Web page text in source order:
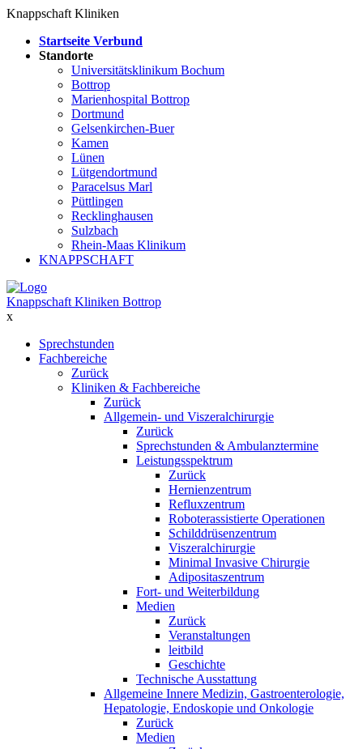
Knappschaft Kliniken
Startseite Verbund
Standorte
Universitätsklinikum Bochum
Bottrop
Marienhospital Bottrop
Dortmund
Gelsenkirchen-Buer
Kamen
Lünen
Lütgendortmund
Paracelsus Marl
Püttlingen
Recklinghausen
Sulzbach
Rhein-Maas Klinikum
KNAPPSCHAFT
Knappschaft Kliniken Bottrop
x
Sprechstunden
Fachbereiche
Zurück
Kliniken & Fachbereiche
Zurück
Allgemein- und Viszeralchirurgie
Zurück
Sprechstunden & Ambulanztermine
Leistungsspektrum
Zurück
Hernienzentrum
Refluxzentrum
Roboterassistierte Operationen
Schilddrüsenzentrum
Viszeralchirurgie
Minimal Invasive Chirurgie
Adipositaszentrum
Fort- und Weiterbildung
Medien
Zurück
Veranstaltungen
leitbild
Geschichte
Technische Ausstattung
Allgemeine Innere Medizin, Gastroenterologie,
Hepatologie, Endoskopie und Onkologie
Zurück
Medien